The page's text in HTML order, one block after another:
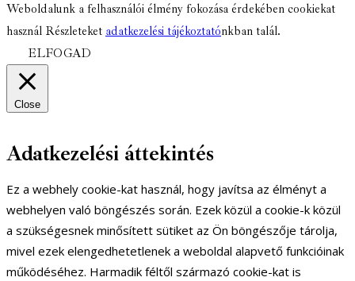
Weboldalunk a felhasználói élmény fokozása érdekében cookiekat
használ Részleteket adatkezelési tájékoztatónkban talál.
ELFOGAD
Close
Adatkezelési áttekintés
Ez a webhely cookie-kat használ, hogy javítsa az élményt a
webhelyen való böngészés során. Ezek közül a cookie-k közül
a szükségesnek minősített sütiket az Ön böngészője tárolja,
mivel ezek elengedhetetlenek a weboldal alapvető funkcióinak
működéséhez. Harmadik féltől származó cookie-kat is